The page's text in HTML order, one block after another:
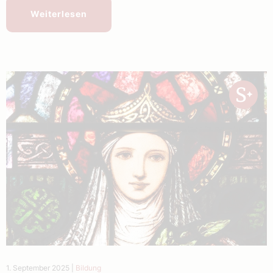
Weiterlesen
1. September 2025 Bildung